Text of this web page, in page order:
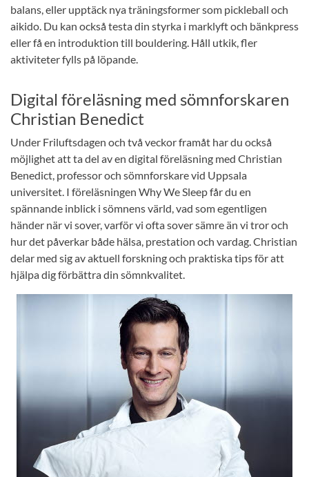
balans, eller upptäck nya träningsformer som pickleball och
aikido. Du kan också testa din styrka i marklyft och bänkpress
eller få en introduktion till bouldering. Håll utkik, fler
aktiviteter fylls på löpande.
Digital föreläsning med sömnforskaren
Christian Benedict
Under Friluftsdagen och två veckor framåt har du också
möjlighet att ta del av en digital föreläsning med Christian
Benedict, professor och sömnforskare vid Uppsala
universitet. I föreläsningen Why We Sleep får du en
spännande inblick i sömnens värld, vad som egentligen
händer när vi sover, varför vi ofta sover sämre än vi tror och
hur det påverkar både hälsa, prestation och vardag. Christian
delar med sig av aktuell forskning och praktiska tips för att
hjälpa dig förbättra din sömnkvalitet.